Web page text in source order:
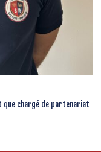
que chargé de partenariat